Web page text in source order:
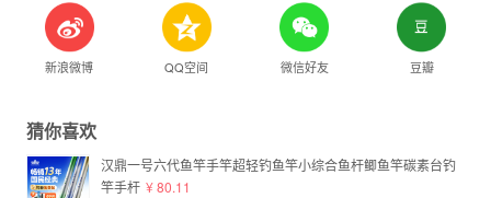
新浪微博 QQ空间 微信好友 豆瓣
猜你喜欢
汉鼎一号六代鱼竿手竿超轻钓鱼竿小综合鱼杆鲫鱼竿碳素台钓
竿手杆 ¥ 80.11